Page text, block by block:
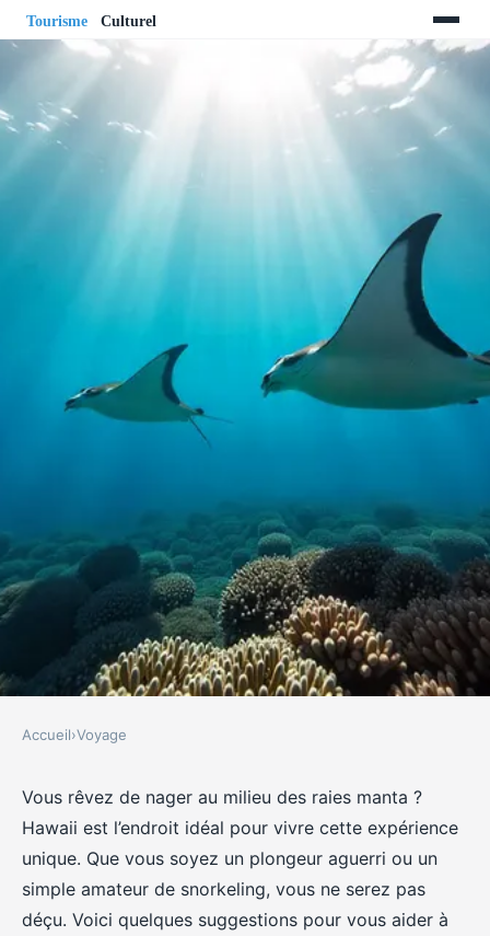
VOYAGE
Où pratiquer le snorkeling au
milieu des raies manta à Hawaii
?
Gaspard•9 octobre 2024•6 min de lecture
Accueil›Voyage
Vous rêvez de nager au milieu des raies manta ?
Hawaii est l’endroit idéal pour vivre cette expérience
unique. Que vous soyez un plongeur aguerri ou un
simple amateur de snorkeling, vous ne serez pas
déçu. Voici quelques suggestions pour vous aider à